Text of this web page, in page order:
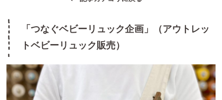
「つなぐベビーリュック企画」（アウトレッ
トベビーリュック販売）